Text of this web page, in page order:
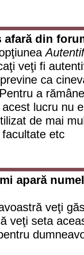
afară din
veţi fi
ca
a
lucru nu
de mai
etc
apară
veţi
veţi seta